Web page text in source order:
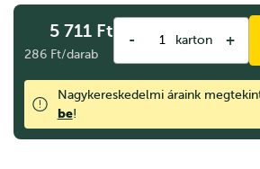
5 711 Ft
286 Ft/darab
- karton +
Nagykereskedelmi áraink
be!